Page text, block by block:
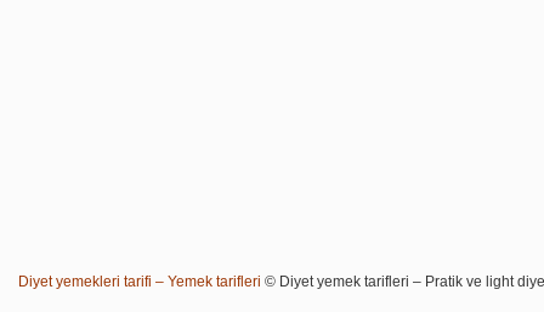
Diyet yemekleri tarifi – Yemek tarifleri © Diyet yemek tarifleri – Pratik ve light